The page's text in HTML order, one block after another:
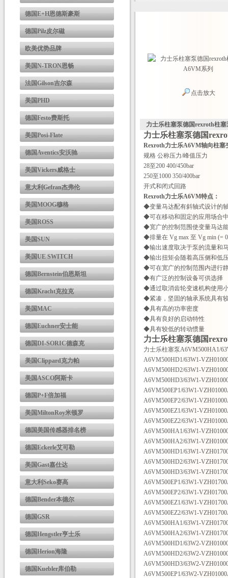
德国E+H恩德斯豪斯
德国Pilz皮尔磁
欧美优势品牌
美国N-TRON恩畅
法国Gilson吉尔森
美国PHD
德国Festo费斯托
美国Posi-Flate
德国Aventics安沃驰
美国Vickers威格士
意大利Gefran杰弗伦
美国MOOG穆格
美国ROSS
美国SUN
美国UE SWITCH
德国Bernstein伯恩斯坦
德国Kracht克拉克
美国MAC
德国Euchner安士能
德国DI-SORIC德森克
美国Clippard克力帕
美国ASCO阿斯卡
德国P+F倍加福
美国MiltonRoy米顿罗
德国美国传感器排名榜
德国Eckerle艾可勒
美国Gast嘉仕达
意大利Seko赛高
德国Bender本德尔
德国GSR
德国Hengstler亨士乐
德国Herion海隆
德国Kuebler库伯勒
点击放大
力士乐柱塞泵德国rexroth柱
力士乐柱塞泵德国
Rexroth力士乐A6VM轴向柱塞
规格 公称压力/峰值压力
28至200 400/450bar
250至1000 350/400bar
开式和闭式回路
Rexroth力士乐A6VM特点：
◆变量马达配有斜轴式设计的
◆可在移动和固定的应用场合
◆宽广的控制范围使变量马达
◆排量在 Vg max 至 Vg min (=
◆输出速度取决于泵的流量和
◆输出扭矩会随着高压侧和低
◆可在宽广的控制范围内进行
◆有广泛的控制设备可供选择
◆通过取消齿轮变速机构使用
◆紧凑，坚固的轴承系统具有
◆具有高的功率密度
◆具有良好的启动特性
◆具有较低的转动惯量
力士乐柱塞泵德国
力士乐柱塞泵A6VM500HA1/
A6VM500HD1/63W1-
A6VM500HD2/63W1-
A6VM500HD3/63W1-
A6VM500EP1/63W1-
A6VM500EP2/63W1-
A6VM500EZ1/63W1-
A6VM500EZ2/63W1-
A6VM500HA1/63W1-
A6VM500HA2/63W1-
A6VM500HD1/63W1-
A6VM500HD2/63W1-
A6VM500HD3/63W1-
A6VM500EP1/63W1-
A6VM500EP2/63W1-
A6VM500EZ1/63W1-
A6VM500EZ2/63W1-
A6VM500HA1/63W1-
A6VM500HA2/63W1-
A6VM500HD1/63W2-
A6VM500HD2/63W2-
A6VM500HD3/63W2-
A6VM500EP1/63W2-